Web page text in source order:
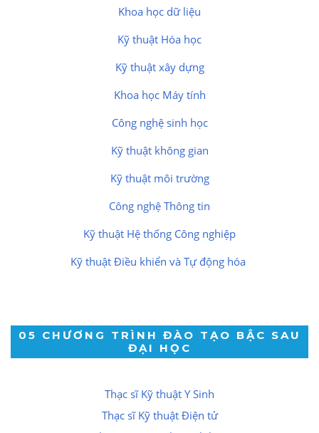
Khoa học dữ liệu
Kỹ thuật Hóa học
Kỹ thuật xây dựng
Khoa học Máy tính
Công nghệ sinh học
Kỹ thuật không gian
Kỹ thuật môi trường
Công nghệ Thông tin
Kỹ thuật Hệ thống Công nghiệp
Kỹ thuật Điều khiển và Tự động hóa
05 CHƯƠNG TRÌNH ĐÀO TẠO BẬC SAU
ĐẠI HỌC
Thạc sĩ Kỹ thuật Y Sinh
Thạc sĩ Kỹ thuật Điện tử